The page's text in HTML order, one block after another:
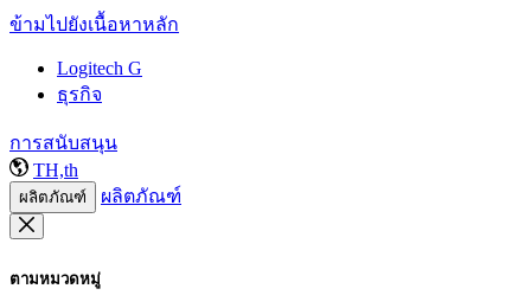
ข้ามไปยังเนื้อหาหลัก
Logitech G
ธุรกิจ
การสนับสนุน
TH,th
ผลิตภัณฑ์ ผลิตภัณฑ์
ตามหมวดหมู่